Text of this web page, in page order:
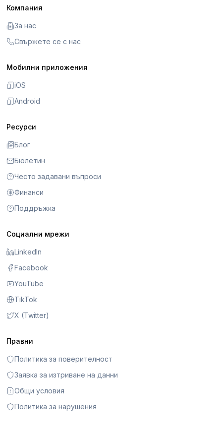
Компания
За нас
Свържете се с нас
Мобилни приложения
iOS
Android
Ресурси
Блог
Бюлетин
Често задавани въпроси
Финанси
Поддръжка
Социални мрежи
LinkedIn
Facebook
YouTube
TikTok
X (Twitter)
Правни
Политика за поверителност
Заявка за изтриване на данни
Общи условия
Политика за нарушения